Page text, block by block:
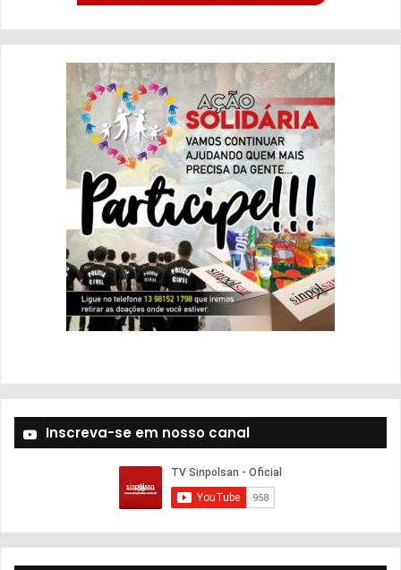
Inscreva-se em nosso canal